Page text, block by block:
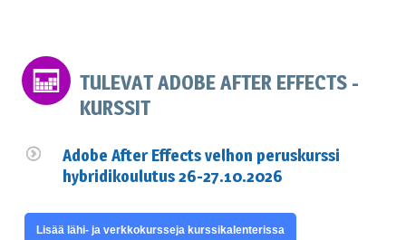
TULEVAT ADOBE AFTER EFFECTS -
KURSSIT
Adobe After Effects velhon peruskurssi
hybridikoulutus 26-27.10.2026
Lisää lähi- ja verkkokursseja kurssikalenterissa